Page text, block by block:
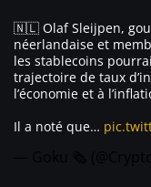
🇳🇱 Olaf Sleijpen,
néerlandaise et
les stablecoins
trajectoire de taux
l’économie et à
Il a noté que…